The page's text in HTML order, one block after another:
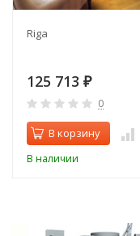
Riga
125 713 ₽
0
В корзину
В наличии